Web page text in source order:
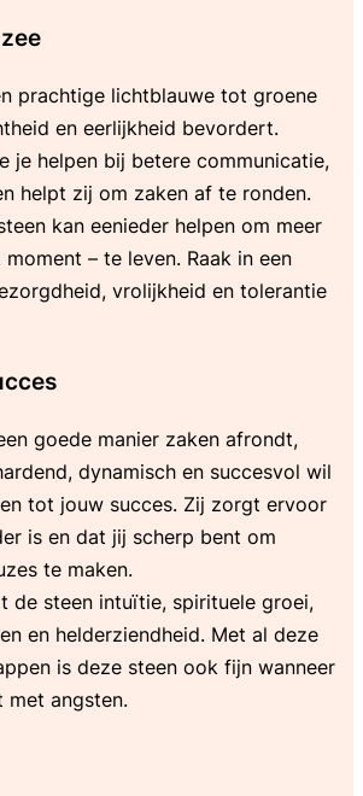
prachtige lichtblauwe tot groene
en eerlijkheid bevordert.
je helpen bij betere communicatie,
helpt zij om zaken af te ronden.
kan eenieder helpen om meer
– te leven. Raak in een
vrolijkheid en tolerantie
goede manier zaken afrondt,
dynamisch en succesvol wil
tot jouw succes. Zij zorgt ervoor
is en dat jij scherp bent om
te maken.
de steen intuïtie, spirituele groei,
en helderziendheid. Met al deze
is deze steen ook fijn wanneer
met angsten.